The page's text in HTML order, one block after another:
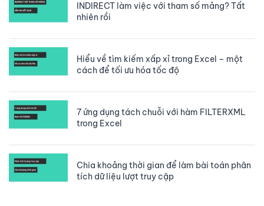
INDIRECT làm việc với tham số mảng? Tất
nhiên rồi
Hiểu về tìm kiếm xấp xỉ trong Excel – một
cách để tối ưu hóa tốc độ
7 ứng dụng tách chuỗi với hàm FILTERXML
trong Excel
Chia khoảng thời gian để làm bài toán phân
tích dữ liệu lượt truy cập